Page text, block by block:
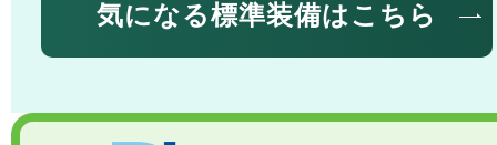
気になる標準装備はこちら